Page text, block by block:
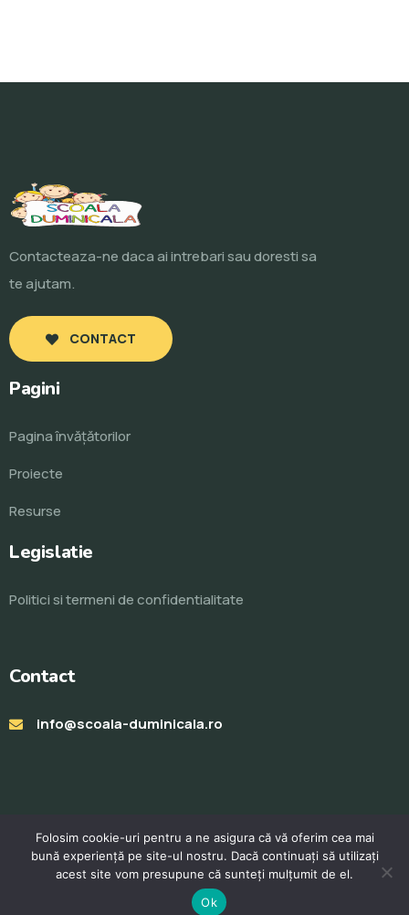
Contacteaza-ne daca ai intrebari sau doresti sa
te ajutam.
CONTACT
Pagini
Pagina învăţătorilor
Proiecte
Resurse
Legislatie
Politici si termeni de confidentialitate
Contact
info@scoala-duminicala.ro
© Toate drepturile rezervate 2023. Realizat de
Folosim cookie-uri pentru a ne asigura că vă oferim cea mai
bună experiență pe site-ul nostru. Dacă continuați să utilizați
acest site vom presupune că sunteți mulțumit de el.
Ok